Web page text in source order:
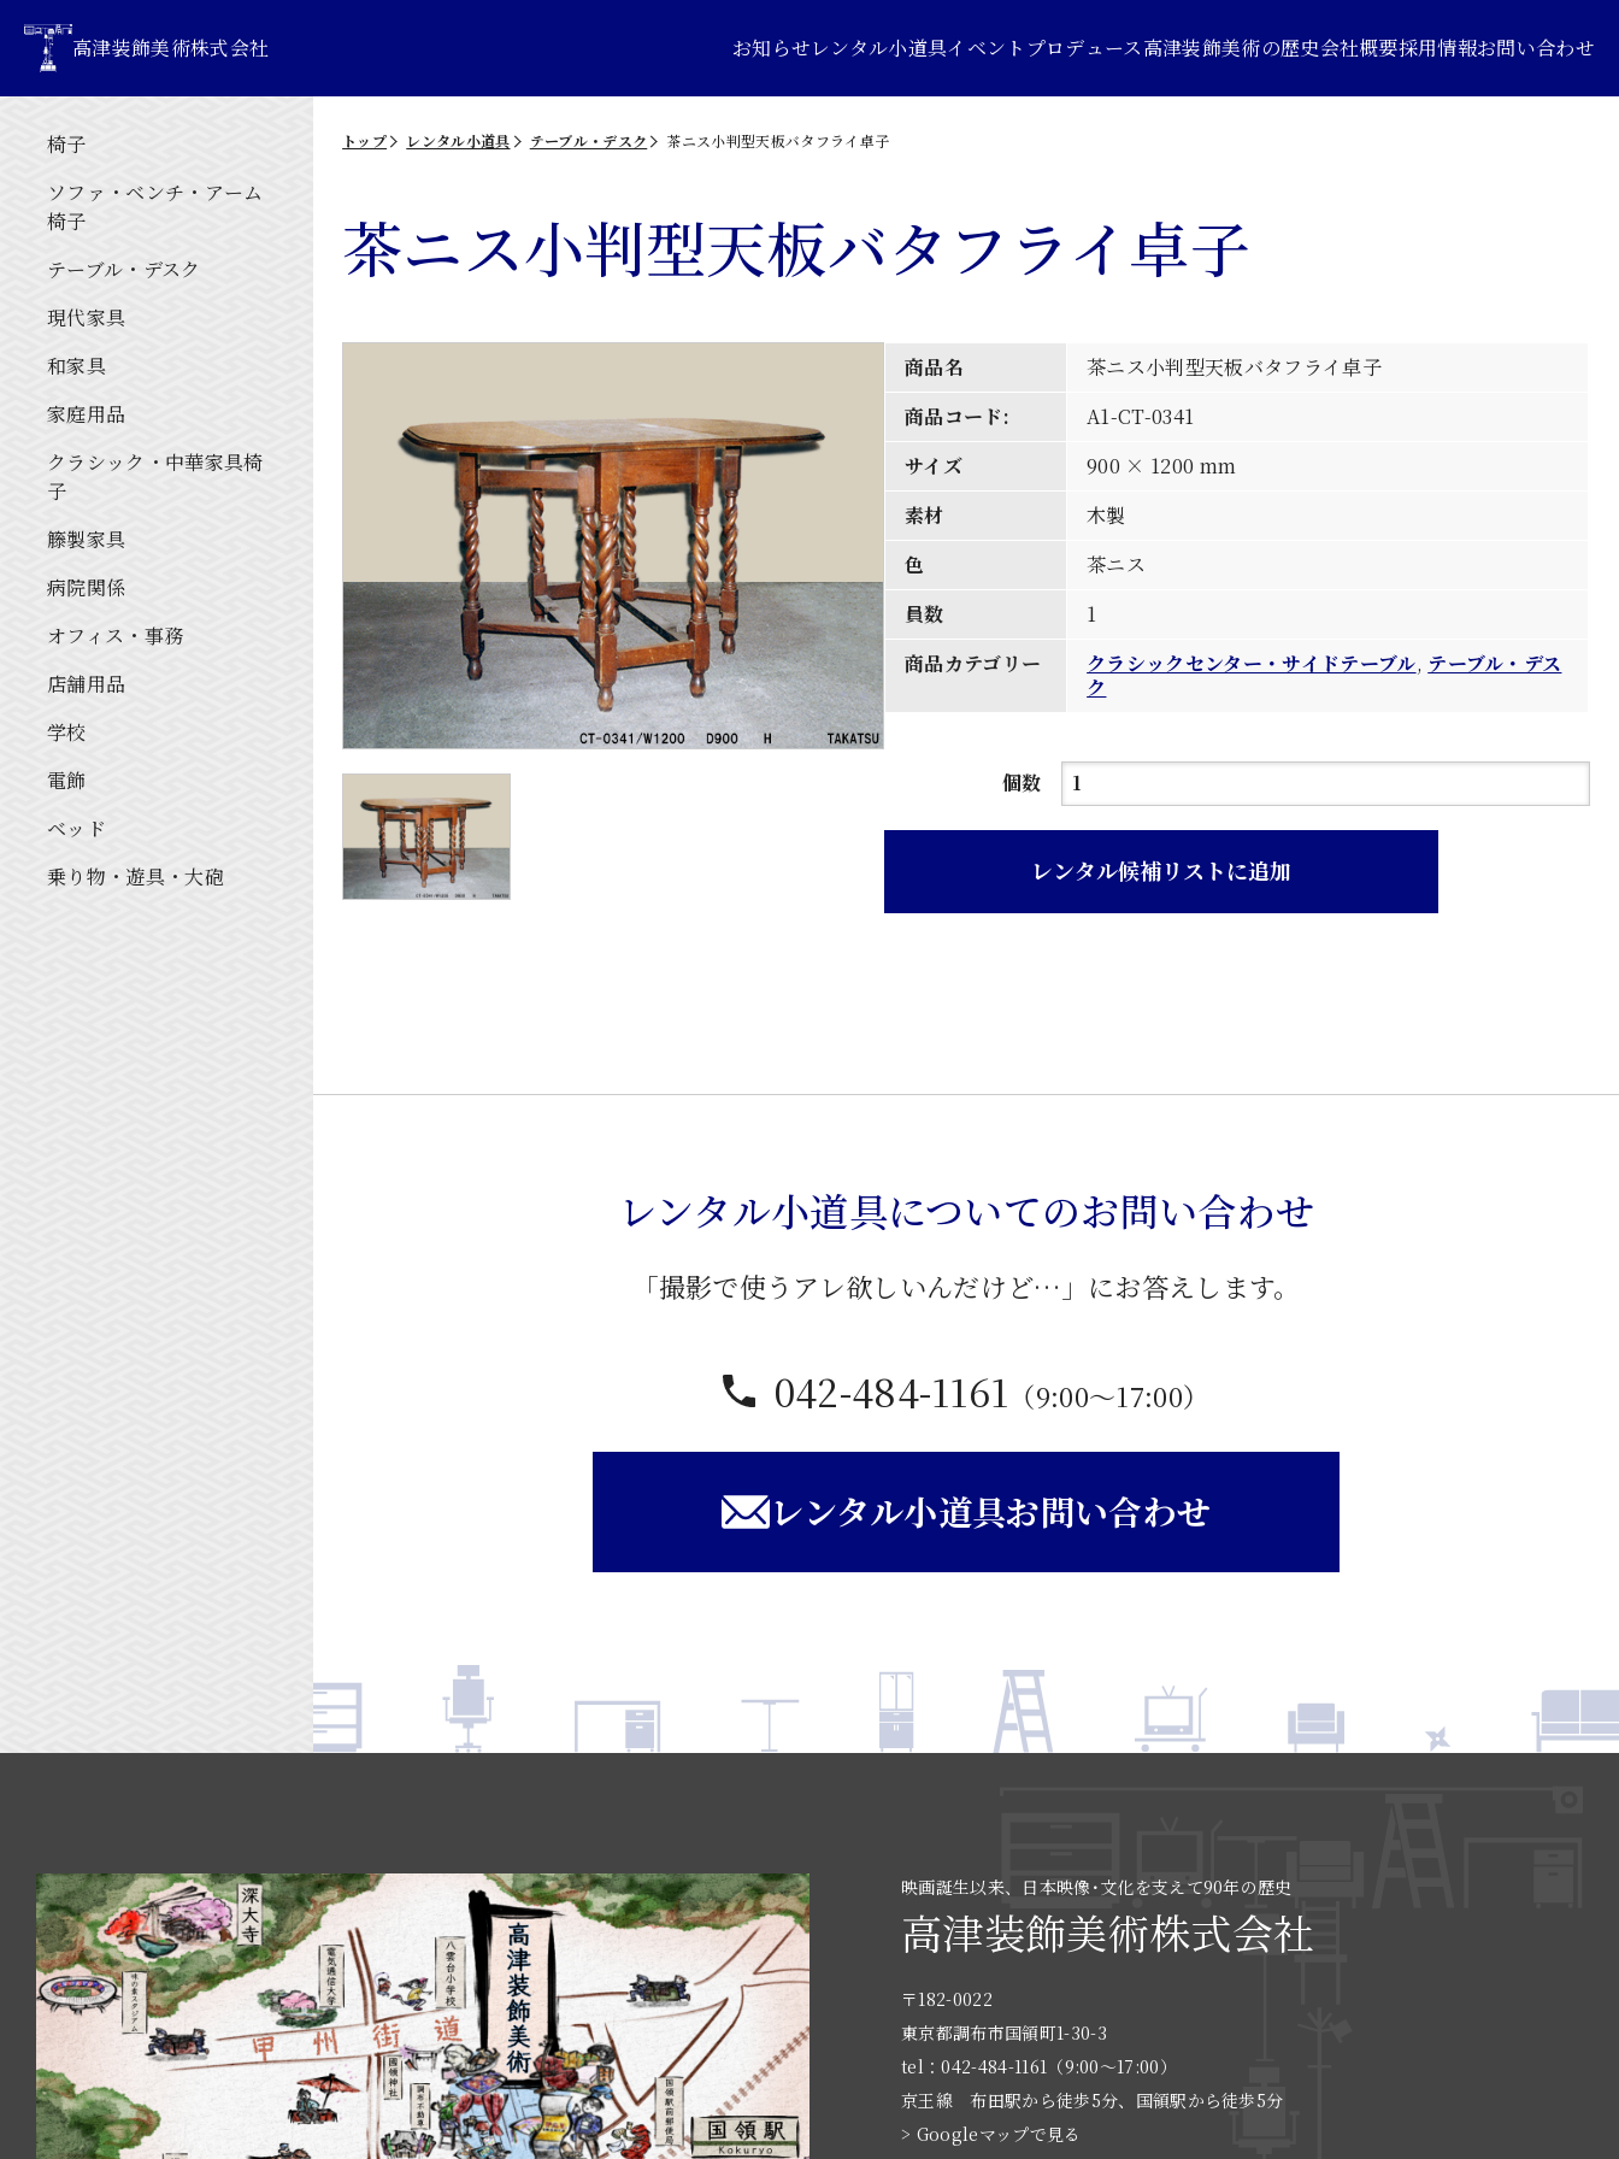
高津装飾美術株式会社 お知らせレンタル小道具イベントプロデュース高津装飾美術の歴史会社概要採用情報お問い合わせ
椅子
ソファ・ベンチ・アーム
椅子
テーブル・デスク
現代家具
和家具
家庭用品
クラシック・中華家具椅
子
籐製家具
病院関係
オフィス・事務
店舗用品
学校
電飾
ベッド
乗り物・遊具・大砲
トップ レンタル小道具 テーブル・デスク 茶ニス小判型天板バタフライ卓子
茶ニス小判型天板バタフライ卓子
商品名
茶ニス小判型天板バタフライ卓子
商品コード:
A1-CT-0341
サイズ
900 × 1200 mm
素材
木製
色
茶ニス
員数
1
商品カテゴリー
クラシックセンター・サイドテーブル, テーブル・デス
ク
個数
茶
バ
ラ
卓
レンタル候補リストに追加
レンタル小道具についてのお問い合わせ
「撮影で使うアレ欲しいんだけど…」にお答えします。
042-484-1161 （9:00〜17:00）
レンタル小道具お問い合わせ
映画誕生以来、日本映像･文化を支えて90年の歴史
高津装飾美術株式会社
〒182-0022
東京都調布市国領町1-30-3
tel：042-484-1161（9:00〜17:00）
京王線 布田駅から徒歩5分、国領駅から徒歩5分
> Googleマップで見る